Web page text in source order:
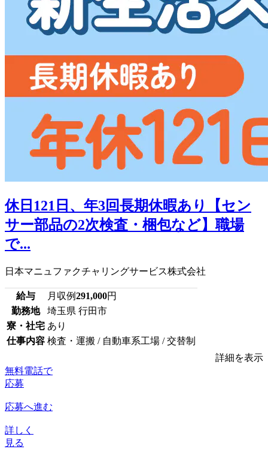
休日121日、年3回長期休暇あり【セン
サー部品の2次検査・梱包など】職場
で...
日本マニュファクチャリングサービス株式会社
給与 月収例291,000円
勤務地
埼玉県 行田市
寮・社宅 あり
仕事内容 検査・運搬 / 自動車系工場 / 交替制
詳細を表示
無料電話で
応募
応募へ進む
詳しく
見る